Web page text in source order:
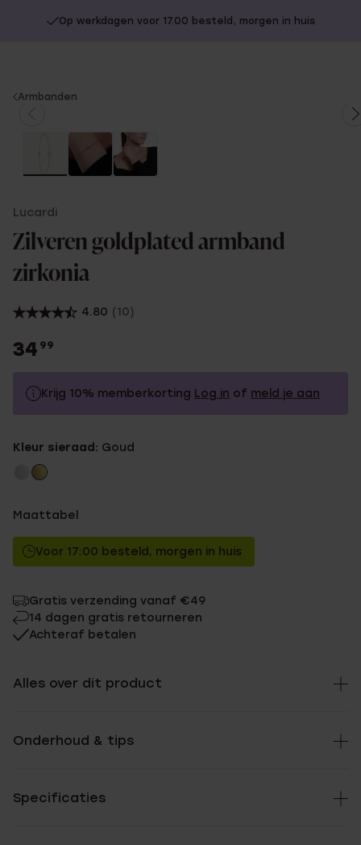
Op werkdagen voor 17.00 besteld, morgen in huis
You
here:
Armbanden
Lucardi
Zilveren goldplated armband
zirkonia
4.80 (10)
34 99
Krijg 10% memberkorting Log in of meld je aan
Zonder memberkorting
Kleur sieraad: Goud
Maattabel
Voor 17:00 besteld, morgen in huis
Gratis verzending vanaf €49
14 dagen gratis retourneren
Achteraf betalen
Alles over dit product
Onderhoud & tips
Specificaties